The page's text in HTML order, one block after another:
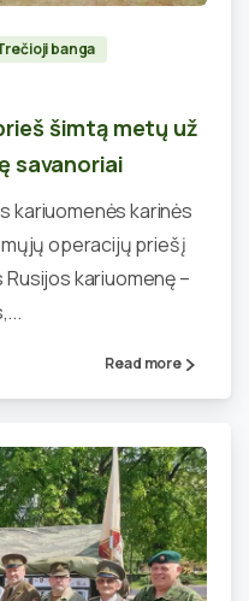
banga
šimtą metų už
savanoriai
kariuomenės karinės
operacijų prieš į
kariuomenę –
Read more